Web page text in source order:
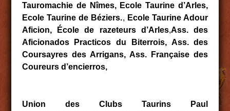
Tauromachie de Nîmes, Ecole Taurine d’Arles,
Ecole Taurine de Béziers., Ecole Taurine Adour
Aficion, École de razeteurs d’Arles,Ass. des
Aficionados Practicos du Biterrois, Ass. des
Coursayres des Arrigans, Ass. Française des
Coureurs d’encierros,
Union des Clubs Taurins Paul